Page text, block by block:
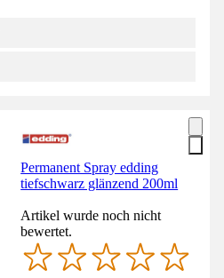
Permanent Spray edding
tiefschwarz glänzend 200ml
Artikel wurde noch nicht
bewertet.